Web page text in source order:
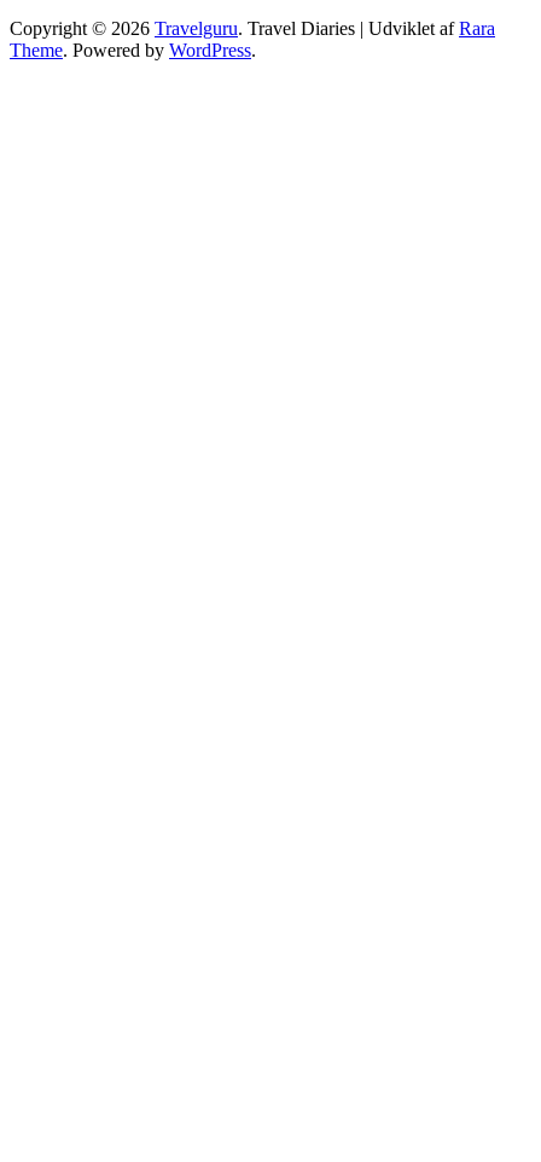
Copyright © 2026 Travelguru. Travel Diaries | Udviklet afRara
Theme. Powered by WordPress.